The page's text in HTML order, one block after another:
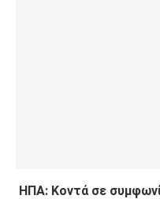
ΗΠΑ: Κοντά σε